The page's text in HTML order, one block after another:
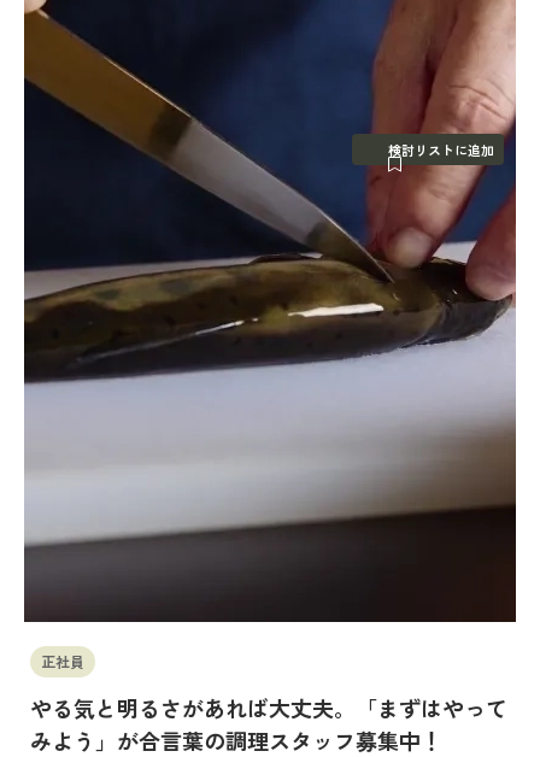
正社員
やる気と明るさがあれば大丈夫。「まずはやって
みよう」が合言葉の調理スタッフ募集中！
検討リストに追加